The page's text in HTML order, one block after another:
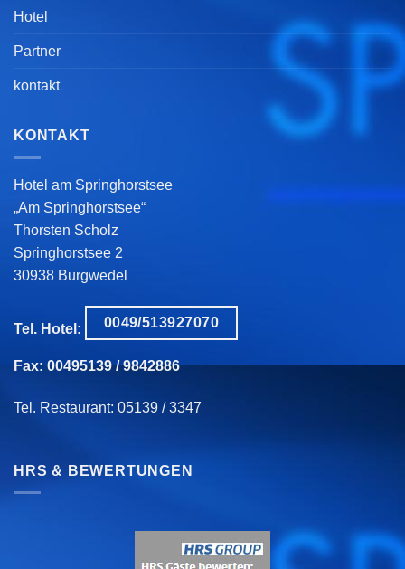
Hotel
Partner
kontakt
KONTAKT
Hotel am Springhorstsee
„Am Springhorstsee“
Thorsten Scholz
Springhorstsee 2
30938 Burgwedel
Tel. Hotel: 0049/513927070
Fax: 00495139 / 9842886
Tel. Restaurant: 05139 / 3347
HRS & BEWERTUNGEN